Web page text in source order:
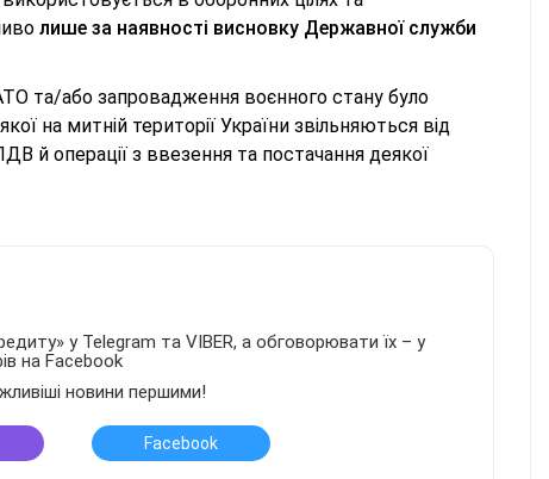
лише за наявності висновку Державної служби
та/або запровадження воєнного стану було
на митній території України звільняються від
й операції з ввезення та постачання деякої
у Telegram та VIBER, а обговорювати їх – у
на Facebook
новини першими!
Facebook